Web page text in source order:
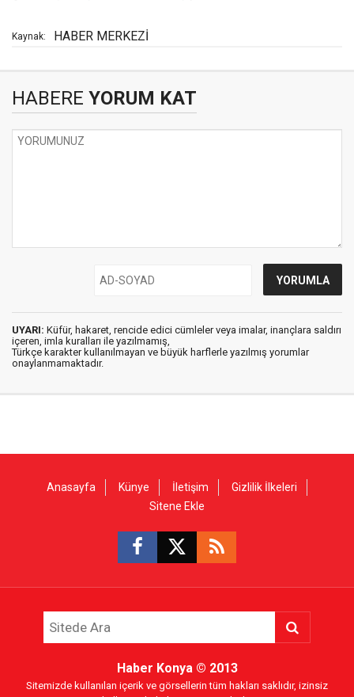
Kaynak: HABER MERKEZİ
HABERE YORUM KAT
UYARI: Küfür, hakaret, rencide edici cümleler veya imalar, inançlara saldırı
içeren, imla kuralları ile yazılmamış,
Türkçe karakter kullanılmayan ve büyük harflerle yazılmış yorumlar
onaylanmamaktadır.
Anasayfa Künye İletişim
Gizlilik İlkeleri
Sitene Ekle
Haber Konya© 2013
Sitemizde kullanılan içerik ve görsellerin tüm hakları saklıdır, izinsiz